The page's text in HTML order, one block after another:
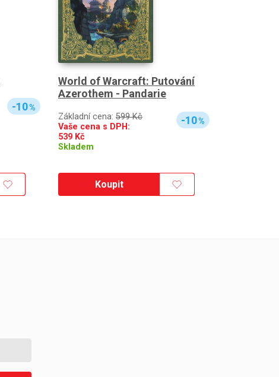
-10%
World of Warcraft: Putování
Azerothem - Pandarie
Základní cena: 599 Kč
Vaše cena s DPH:
539 Kč
Skladem
-10%
Koupit